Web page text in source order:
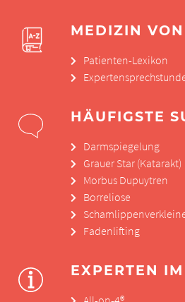
MEDIZIN
Patienten-Lexikon
HÄUFIGSTE
Darmspiegelung
Grauer Star (Katarakt)
Morbus Dupuytren
Borreliose
Fadenlifting
EXPERTEN